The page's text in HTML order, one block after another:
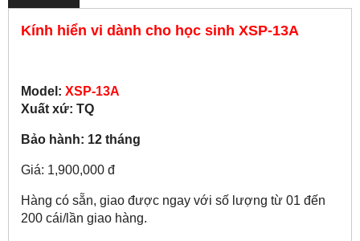
Kính hiển vi dành cho học sinh XSP-13A
Model: XSP-13A
Xuất xứ: TQ
Bảo hành: 12 tháng
Giá: 1,900,000 đ
Hàng có sẵn, giao được ngay với số lượng từ 01 đến
200 cái/lần giao hàng.